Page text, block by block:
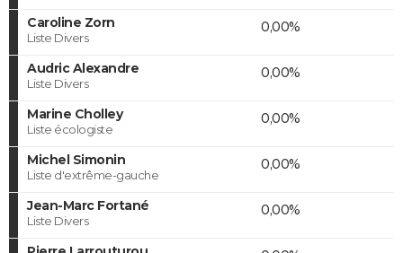
Caroline Zorn
Liste Divers
0,00%
Audric Alexandre
Liste Divers
0,00%
Marine Cholley
Liste écologiste
0,00%
Michel Simonin
Liste d'extrême-gauche
0,00%
Jean-Marc Fortané
Liste Divers
0,00%